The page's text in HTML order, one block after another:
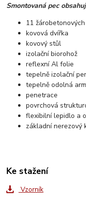
Smontovaná pec
11
kovová dvířka
kovový stůl
izolační biorohož
reflexní Al folie
tepelně izolační
tepelně odolná
penetrace
povrchová
flexibilní lepidlo a
základní nerezový
Ke stažení
Vzorník